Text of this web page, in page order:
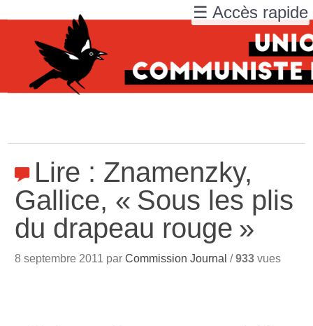
Lire : Znamenzky,
Gallice, « Sous les plis
du drapeau rouge »
8 septembre 2011 parCommission Journal /933 vues
☰ Accès rapide